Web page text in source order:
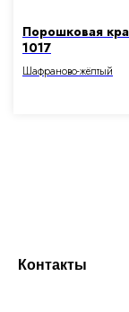
Порошковая
1017
Шафраново-жёлтый
Контакты